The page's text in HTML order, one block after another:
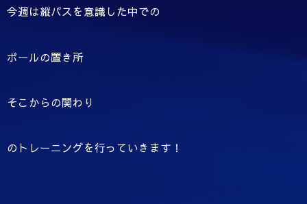
今週は縦パスを意識した中での
ボールの置き所
そこからの関わり
のトレーニングを行っていきます！